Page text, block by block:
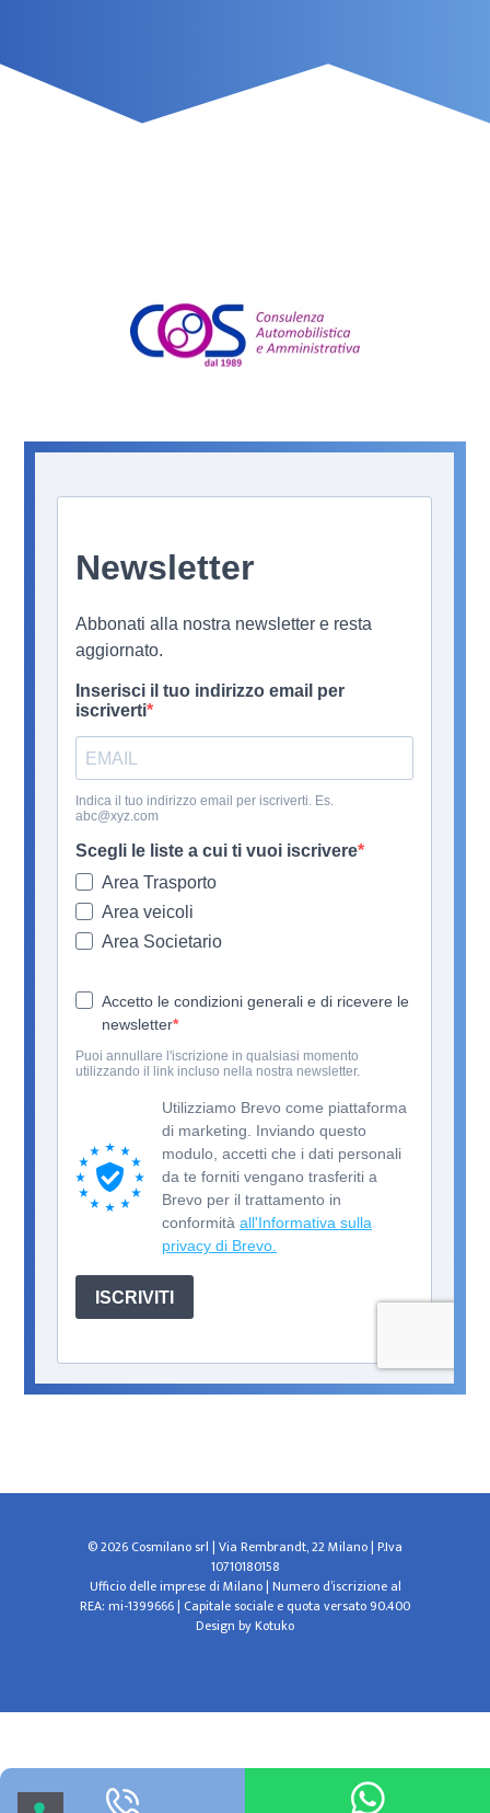
© 2026 Cosmilano srl | Via Rembrandt, 22 Milano | P.Iva
10710180158
Ufficio delle imprese di Milano | Numero d’iscrizione al
REA: mi-1399666 | Capitale sociale e quota versato 90.400
Design byKotuko
Le tue preferenze relative alla privacy